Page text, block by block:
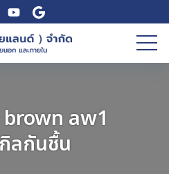
aw1
ลกันชื้น